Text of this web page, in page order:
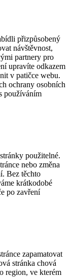
přizpůsobený
návštěvnost,
partnery pro
upravíte odkazem
v patičce webu.
ochrany osobních
používáním
použitelné.
nebo změna
Bez těchto
krátkodobé
po zavření
zapamatovat
stránka chová
region, ve kterém